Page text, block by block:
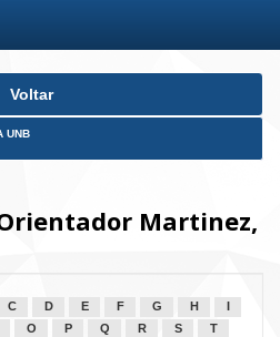
Voltar
UNB
Martinez,
C D E F G H
O P Q R S
T